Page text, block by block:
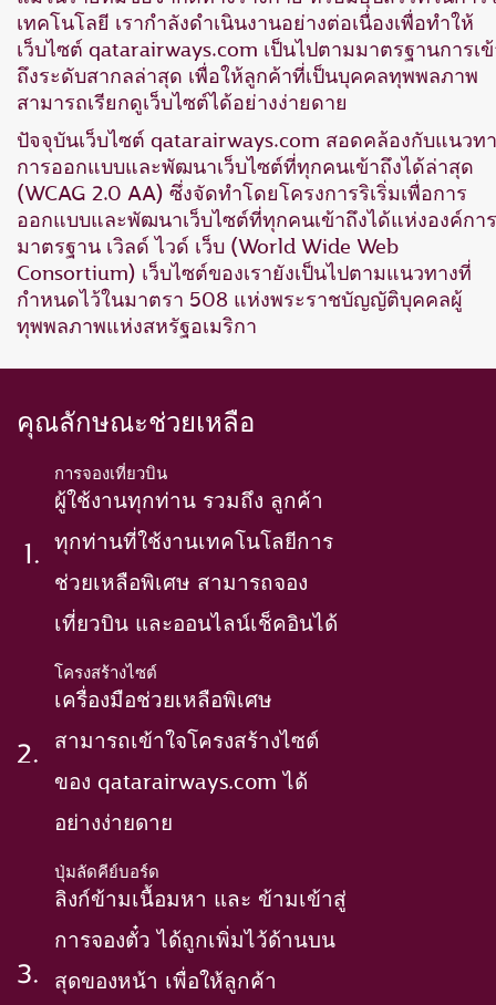
เทคโนโลยี เรากำลังดำเนินงานอย่างต่อเนื่องเพื่อทำให้
เว็บไซต์ qatarairways.com เป็นไปตามมาตรฐานการเ
ถึงระดับสากลล่าสุด เพื่อให้ลูกค้าที่เป็นบุคคลทุพพลภาพ
สามารถเรียกดูเว็บไซต์ได้อย่างง่ายดาย
ปัจจุบันเว็บไซต์ qatarairways.com สอดคล้องกับแนวท
การออกแบบและพัฒนาเว็บไซต์ที่ทุกคนเข้าถึงได้ล่าสุด
(WCAG 2.0 AA) ซึ่งจัดทำโดยโครงการริเริ่มเพื่อการ
ออกแบบและพัฒนาเว็บไซต์ที่ทุกคนเข้าถึงได้แห่งองค์การ
มาตรฐาน เวิลด์ ไวด์ เว็บ (World Wide Web
Consortium) เว็บไซต์ของเรายังเป็นไปตามแนวทางที่
กำหนดไว้ในมาตรา 508 แห่งพระราชบัญญัติบุคคลผู้
ทุพพลภาพแห่งสหรัฐอเมริกา
คุณลักษณะช่วยเหลือ
การจองเที่ยวบิน
ผู้ใช้งานทุกท่าน รวมถึง ลูกค้า
ทุกท่านที่ใช้งานเทคโนโลยีการ
ช่วยเหลือพิเศษ สามารถจอง
เที่ยวบิน และออนไลน์เช็คอินได้
โครงสร้างไซต์
เครื่องมือช่วยเหลือพิเศษ
สามารถเข้าใจโครงสร้างไซต์
ของ qatarairways.com ได้
อย่างง่ายดาย
ปุ่มลัดคีย์บอร์ด
ลิงก์ข้ามเนื้อมหา และ ข้ามเข้าสู่
การจองตั๋ว ได้ถูกเพิ่มไว้ด้านบน
สุดของหน้า เพื่อให้ลูกค้า